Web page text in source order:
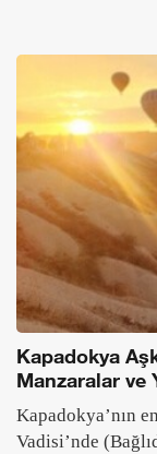
Kapadokya
Manzaralar ve
Kapadokya’nın
Vadisi’nde